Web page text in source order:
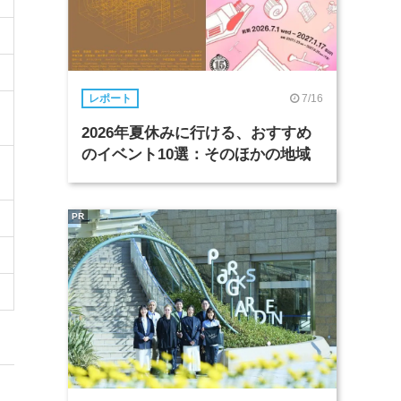
レポート 7/16
2026年夏休みに行ける、おすすめ
のイベント10選：そのほかの地域
PR